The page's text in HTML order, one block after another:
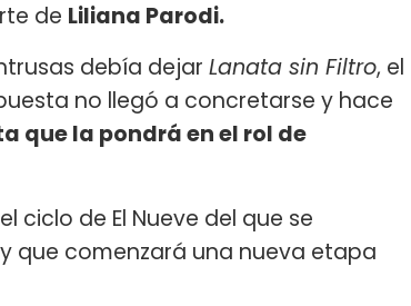
de Liliana Parodi.
debía dejar Lanata sin Filtro, el
no llegó a concretarse y hace
que la pondrá en el rol de
ciclo de El Nueve del que se
que comenzará una nueva etapa